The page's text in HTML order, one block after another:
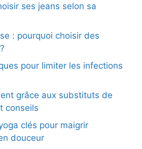
ses jeans selon sa
: pourquoi choisir des
pour limiter les infections
grâce aux substituts de
conseils
clés pour maigrir
douceur